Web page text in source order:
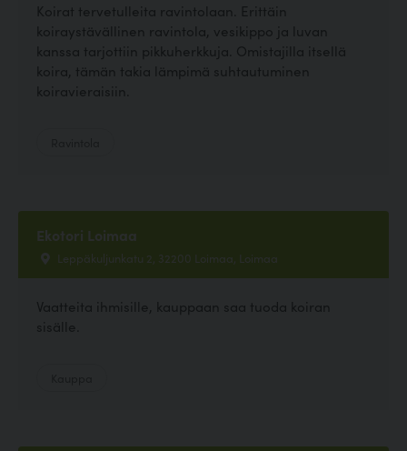
Koirat tervetulleita ravintolaan. Erittäin
koiraystävällinen ravintola, vesikippo ja luvan
kanssa tarjottiin pikkuherkkuja. Omistajilla itsellä
koira, tämän takia lämpimä suhtautuminen
koiravieraisiin.
Ekotori Loimaa
Leppäkuljunkatu 2, 32200 Loimaa, Loimaa
Vaatteita ihmisille, kauppaan saa tuoda koiran
sisälle.